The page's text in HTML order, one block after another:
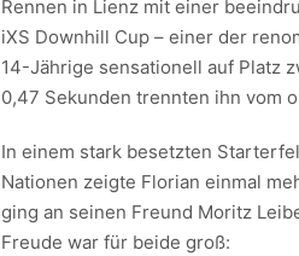
Rennen in Lienz mit einer
iXS Downhill Cup – einer der
14-Jährige sensationell auf Platz
0,47 Sekunden trennten ihn vom
In einem stark besetzten
Nationen zeigte Florian einmal
ging an seinen Freund Moritz
Freude war für beide groß: